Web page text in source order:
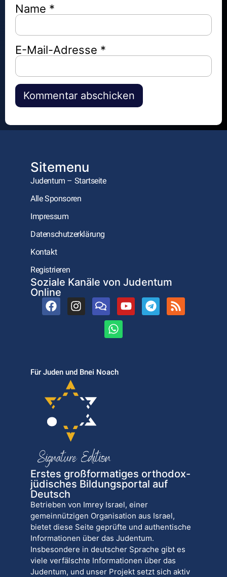
Name *
E-Mail-Adresse *
Alternative:
Sitemenu
Judentum – Startseite
Alle Sponsoren
Impressum
Datenschutzerklärung
Kontakt
Registrieren
Soziale Kanäle von Judentum
Online
Für Juden und Bnei Noach
Erstes großformatiges orthodox-
jüdisches Bildungsportal auf
Deutsch
Betrieben von Imrey Israel, einer
gemeinnützigen Organisation aus Israel,
bietet diese Seite geprüfte und authentische
Informationen über das Judentum.
Insbesondere in deutscher Sprache gibt es
viele verfälschte Informationen über das
Judentum, und unser Projekt setzt sich aktiv